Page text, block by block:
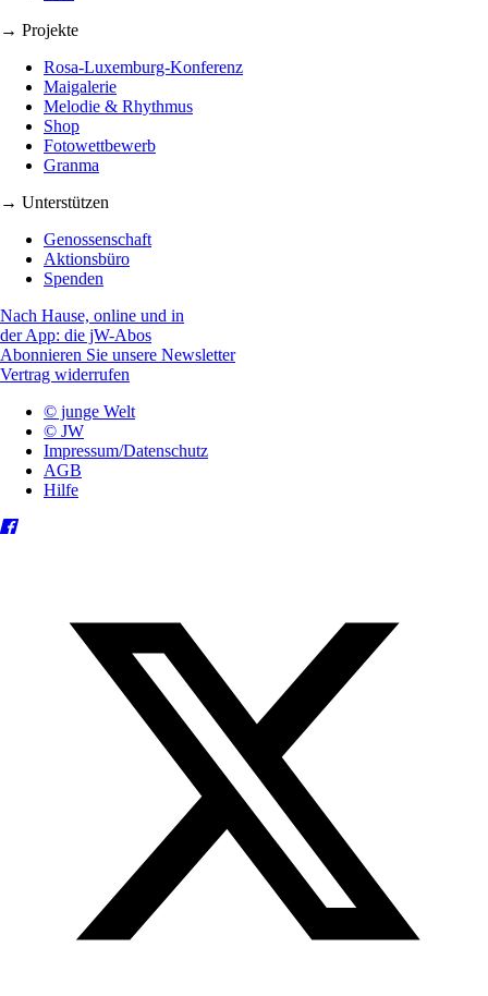
→ Projekte
Rosa-Luxemburg-Konferenz
Maigalerie
Melodie & Rhythmus
Shop
Fotowettbewerb
Granma
→ Unterstützen
Genossenschaft
Aktionsbüro
Spenden
Nach Hause, online und in
der App: die jW-Abos
Abonnieren Sie unsere Newsletter
Vertrag widerrufen
© junge Welt
© JW
Impressum/Datenschutz
AGB
Hilfe